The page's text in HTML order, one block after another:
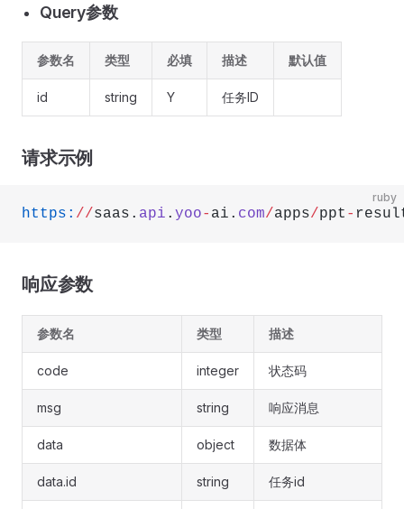
Query参数
参数名 类型 必填 描述 默认值
id string Y 任务ID
请求示例
ruby
https: //saas. api . yoo- ai. com/apps/ppt -
响应参数
参数名 类型 描述
code integer 状态码
msg string 响应消息
data object 数据体
data.id string 任务id